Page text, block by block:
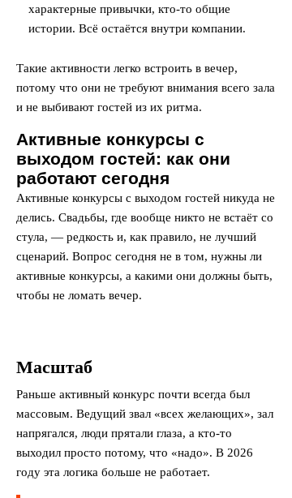
характерные привычки, кто-то общие
истории. Всё остаётся внутри компании.
Такие активности легко встроить в вечер,
потому что они не требуют внимания всего зала
и не выбивают гостей из их ритма.
Активные конкурсы с
выходом гостей: как они
работают сегодня
Активные конкурсы с выходом гостей никуда не
делись. Свадьбы, где вообще никто не встаёт со
стула, — редкость и, как правило, не лучший
сценарий. Вопрос сегодня не в том, нужны ли
активные конкурсы, а какими они должны быть,
чтобы не ломать вечер.
Масштаб
Раньше активный конкурс почти всегда был
массовым. Ведущий звал «всех желающих», зал
напрягался, люди прятали глаза, а кто-то
выходил просто потому, что «надо». В 2026
году эта логика больше не работает.